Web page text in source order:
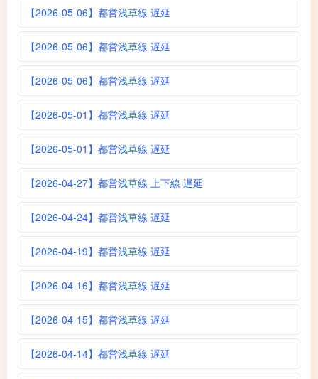
【2026-05-06】都営浅草線 遅延
【2026-05-06】都営浅草線 遅延
【2026-05-06】都営浅草線 遅延
【2026-05-01】都営浅草線 遅延
【2026-05-01】都営浅草線 遅延
【2026-04-27】都営浅草線 上下線 遅延
【2026-04-24】都営浅草線 遅延
【2026-04-19】都営浅草線 遅延
【2026-04-16】都営浅草線 遅延
【2026-04-15】都営浅草線 遅延
【2026-04-14】都営浅草線 遅延